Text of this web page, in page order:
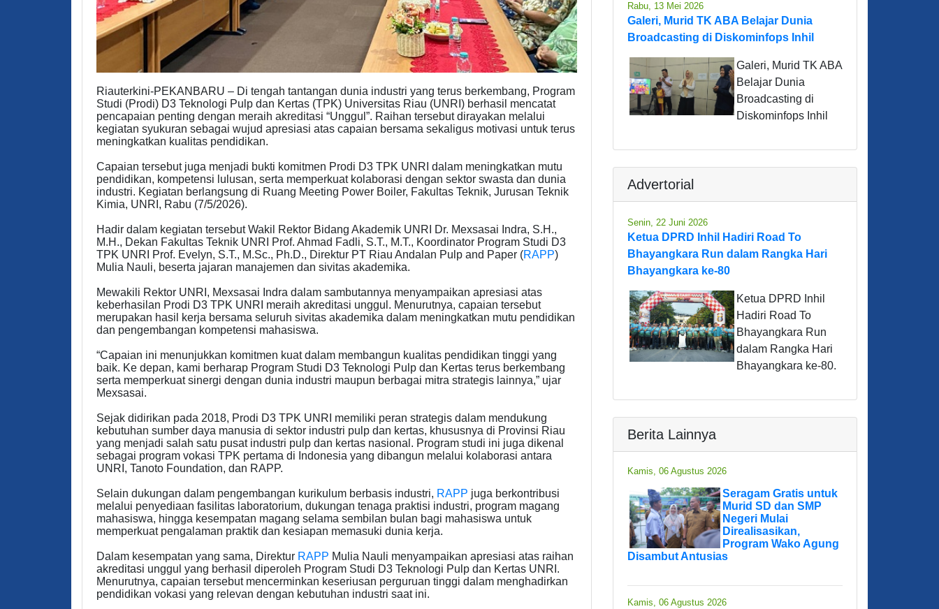
Riauterkini-PEKANBARU – Di tengah tantangan dunia industri yang terus berkembang, Program
Studi (Prodi) D3 Teknologi Pulp dan Kertas (TPK) Universitas Riau (UNRI) berhasil mencatat
pencapaian penting dengan meraih akreditasi “Unggul”. Raihan tersebut dirayakan melalui
kegiatan syukuran sebagai wujud apresiasi atas capaian bersama sekaligus motivasi untuk terus
meningkatkan kualitas pendidikan.
Capaian tersebut juga menjadi bukti komitmen Prodi D3 TPK UNRI dalam meningkatkan mutu
pendidikan, kompetensi lulusan, serta memperkuat kolaborasi dengan sektor swasta dan dunia
industri. Kegiatan berlangsung di Ruang Meeting Power Boiler, Fakultas Teknik, Jurusan Teknik
Kimia, UNRI, Rabu (7/5/2026).
Hadir dalam kegiatan tersebut Wakil Rektor Bidang Akademik UNRI Dr. Mexsasai Indra, S.H.,
M.H., Dekan Fakultas Teknik UNRI Prof. Ahmad Fadli, S.T., M.T., Koordinator Program Studi D3
TPK UNRI Prof. Evelyn, S.T., M.Sc., Ph.D., Direktur PT Riau Andalan Pulp and Paper (RAPP)
Mulia Nauli, beserta jajaran manajemen dan sivitas akademika.
Mewakili Rektor UNRI, Mexsasai Indra dalam sambutannya menyampaikan apresiasi atas
keberhasilan Prodi D3 TPK UNRI meraih akreditasi unggul. Menurutnya, capaian tersebut
merupakan hasil kerja bersama seluruh sivitas akademika dalam meningkatkan mutu pendidikan
dan pengembangan kompetensi mahasiswa.
“Capaian ini menunjukkan komitmen kuat dalam membangun kualitas pendidikan tinggi yang
baik. Ke depan, kami berharap Program Studi D3 Teknologi Pulp dan Kertas terus berkembang
serta memperkuat sinergi dengan dunia industri maupun berbagai mitra strategis lainnya,” ujar
Mexsasai.
Sejak didirikan pada 2018, Prodi D3 TPK UNRI memiliki peran strategis dalam mendukung
kebutuhan sumber daya manusia di sektor industri pulp dan kertas, khususnya di Provinsi Riau
yang menjadi salah satu pusat industri pulp dan kertas nasional. Program studi ini juga dikenal
sebagai program vokasi TPK pertama di Indonesia yang dibangun melalui kolaborasi antara
UNRI, Tanoto Foundation, dan RAPP.
Selain dukungan dalam pengembangan kurikulum berbasis industri, RAPP juga berkontribusi
melalui penyediaan fasilitas laboratorium, dukungan tenaga praktisi industri, program magang
mahasiswa, hingga kesempatan magang selama sembilan bulan bagi mahasiswa untuk
memperkuat pengalaman praktik dan kesiapan memasuki dunia kerja.
Dalam kesempatan yang sama, Direktur RAPP Mulia Nauli menyampaikan apresiasi atas raihan
akreditasi unggul yang berhasil diperoleh Program Studi D3 Teknologi Pulp dan Kertas UNRI.
Menurutnya, capaian tersebut mencerminkan keseriusan perguruan tinggi dalam menghadirkan
pendidikan vokasi yang relevan dengan kebutuhan industri saat ini.
Rabu, 13 Mei 2026
Galeri, Murid TK ABA Belajar Dunia
Broadcasting di Diskominfops Inhil
Galeri, Murid TK ABA
Belajar Dunia
Broadcasting di
Diskominfops Inhil
Advertorial
Senin, 22 Juni 2026
Ketua DPRD Inhil Hadiri Road To
Bhayangkara Run dalam Rangka Hari
Bhayangkara ke-80
Ketua DPRD Inhil
Hadiri Road To
Bhayangkara Run
dalam Rangka Hari
Bhayangkara ke-80.
Berita Lainnya
Kamis, 06 Agustus 2026
Seragam Gratis untuk
Murid SD dan SMP
Negeri Mulai
Direalisasikan,
Program Wako Agung
Disambut Antusias
Kamis, 06 Agustus 2026